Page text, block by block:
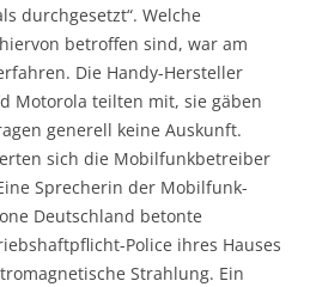
durchgesetzt“. Welche
betroffen sind, war am
Die Handy-Hersteller
Motorola teilten mit, sie gäben
generell keine Auskunft.
sich die Mobilfunkbetreiber
Sprecherin der Mobilfunk-
Deutschland betonte
Police ihres Hauses
Strahlung. Ein